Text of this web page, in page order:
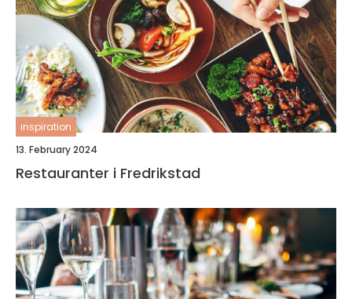
inspiration
13. February 2024
Restauranter i Fredrikstad